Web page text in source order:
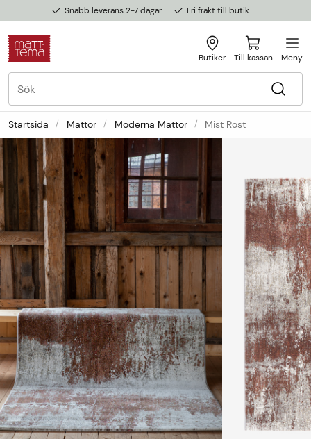
Snabb leverans 2-7 dagar Fri frakt till butik
Butiker Till kassan Meny
Startsida Mattor Moderna Mattor Mist Rost